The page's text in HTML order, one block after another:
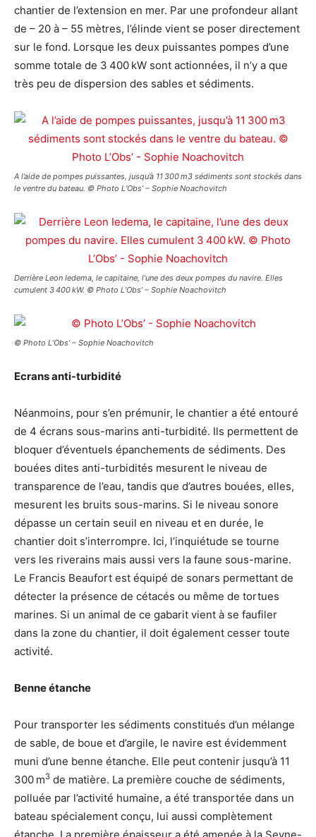
chantier de l’extension en mer. Par une profondeur allant
de – 20 à – 55 mètres, l’élinde vient se poser directement
sur le fond. Lorsque les deux puissantes pompes d’une
somme totale de 3 400 kW sont actionnées, il n’y a que
très peu de dispersion des sables et sédiments.
A l’aide de pompes puissantes, jusqu’à 11 300 m3 sédiments sont stockés dans
le ventre du bateau. © Photo L’Obs’ – Sophie Noachovitch
Derrière Leon Iedema, le capitaine, l’une des deux pompes du navire. Elles
cumulent 3 400 kW. © Photo L’Obs’ – Sophie Noachovitch
© Photo L’Obs’ – Sophie Noachovitch
Ecrans anti-turbidité
Néanmoins, pour s’en prémunir, le chantier a été entouré
de 4 écrans sous-marins anti-turbidité. Ils permettent de
bloquer d’éventuels épanchements de sédiments. Des
bouées dites anti-turbidités mesurent le niveau de
transparence de l’eau, tandis que d’autres bouées, elles,
mesurent les bruits sous-marins. Si le niveau sonore
dépasse un certain seuil en niveau et en durée, le
chantier doit s’interrompre. Ici, l’inquiétude se tourne
vers les riverains mais aussi vers la faune sous-marine.
Le Francis Beaufort est équipé de sonars permettant de
détecter la présence de cétacés ou même de tortues
marines. Si un animal de ce gabarit vient à se faufiler
dans la zone du chantier, il doit également cesser toute
activité.
Benne étanche
Pour transporter les sédiments constitués d’un mélange
de sable, de boue et d’argile, le navire est évidemment
muni d’une benne étanche. Elle peut contenir jusqu’à 11
300 m3 de matière. La première couche de sédiments,
polluée par l’activité humaine, a été transportée dans un
bateau spécialement conçu, lui aussi complètement